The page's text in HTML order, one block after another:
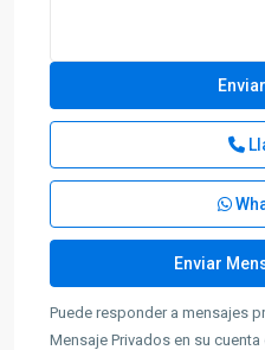
Puede responder a mensajes
Mensaje Privados en su cuenta